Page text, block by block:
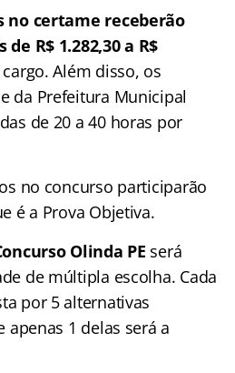
no certame receberão
R$ 1.282,30 a R$
Além disso, os
da Prefeitura Municipal
de 20 a 40 horas por
no concurso participarão
é a Prova Objetiva.
Olinda PE será
de múltipla escolha. Cada
por 5 alternativas
apenas 1 delas será a